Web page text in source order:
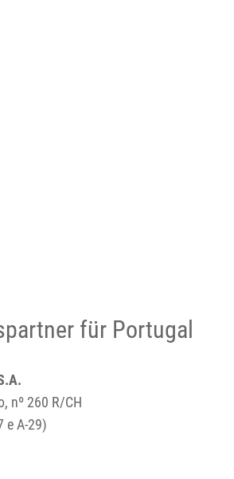
für Portugal
nº 260 R/CH
e A-29)